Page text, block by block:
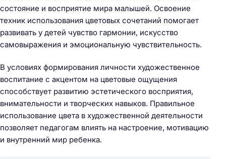
состояние и восприятие мира малышей. Освоение
техник использования цветовых сочетаний помогает
развивать у детей чувство гармонии, искусство
самовыражения и эмоциональную чувствительность.
В условиях формирования личности художественное
воспитание с акцентом на цветовые ощущения
способствует развитию эстетического восприятия,
внимательности и творческих навыков. Правильное
использование цвета в художественной деятельности
позволяет педагогам влиять на настроение, мотивацию
и внутренний мир ребенка.